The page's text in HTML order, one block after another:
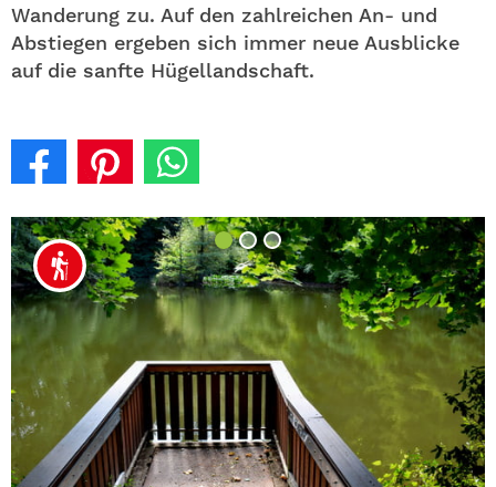
Wanderung zu. Auf den zahlreichen An- und
Abstiegen ergeben sich immer neue Ausblicke
auf die sanfte Hügellandschaft.